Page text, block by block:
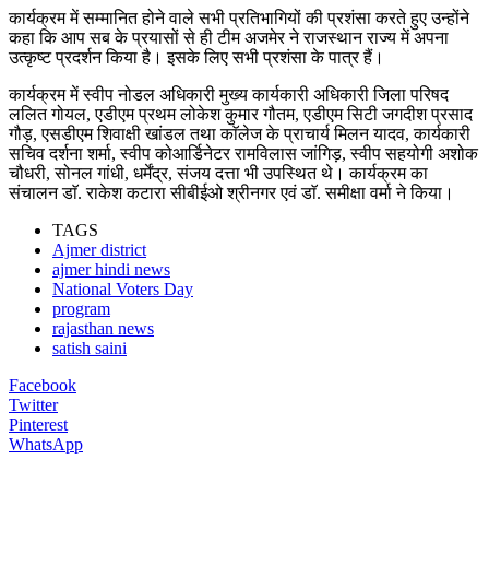
कार्यक्रम में सम्मानित होने वाले सभी प्रतिभागियों की प्रशंसा करते हुए उन्होंने
कहा कि आप सब के प्रयासों से ही टीम अजमेर ने राजस्थान राज्य में अपना
उत्कृष्ट प्रदर्शन किया है। इसके लिए सभी प्रशंसा के पात्र हैं।
कार्यक्रम में स्वीप नोडल अधिकारी मुख्य कार्यकारी अधिकारी जिला परिषद
ललित गोयल, एडीएम प्रथम लोकेश कुमार गौतम, एडीएम सिटी जगदीश प्रसाद
गौड़, एसडीएम शिवाक्षी खांडल तथा काॅलेज के प्राचार्य मिलन यादव, कार्यकारी
सचिव दर्शना शर्मा, स्वीप कोआर्डिनेटर रामविलास जांगिड़, स्वीप सहयोगी अशोक
चौधरी, सोनल गांधी, धर्मेंद्र, संजय दत्ता भी उपस्थित थे। कार्यक्रम का
संचालन डाॅ. राकेश कटारा सीबीईओ श्रीनगर एवं डाॅ. समीक्षा वर्मा ने किया।
TAGS
Ajmer district
ajmer hindi news
National Voters Day
program
rajasthan news
satish saini
Facebook
Twitter
Pinterest
WhatsApp